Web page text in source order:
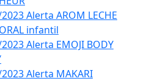
Alerta AROM LECHE
infantil
Alerta EMOJI BODY
Alerta MAKARI